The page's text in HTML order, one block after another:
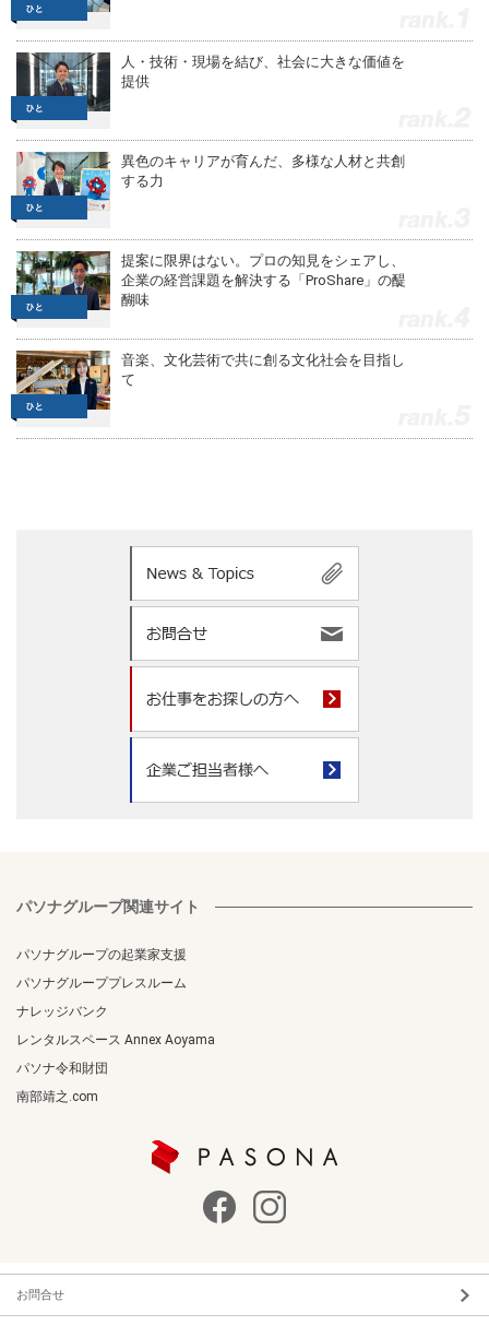
人・技術・現場を結び、社会に大きな価値を
提供
異色のキャリアが育んだ、多様な人材と共創
する力
提案に限界はない。プロの知見をシェアし、
企業の経営課題を解決する「ProShare」の醍
醐味
音楽、文化芸術で共に創る文化社会を目指し
て
パソナグループ関連サイト
パソナグループの起業家支援
パソナグループプレスルーム
ナレッジバンク
レンタルスペース Annex Aoyama
パソナ令和財団
南部靖之.com
お問合せ